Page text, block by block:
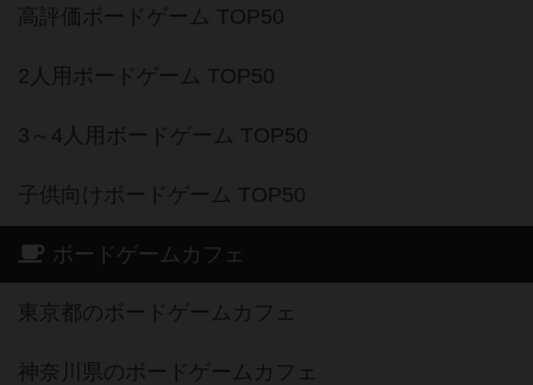
高評価ボードゲーム TOP50
2人用ボードゲーム TOP50
3～4人用ボードゲーム TOP50
子供向けボードゲーム TOP50
ボードゲームカフェ
東京都のボードゲームカフェ
神奈川県のボードゲームカフェ